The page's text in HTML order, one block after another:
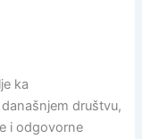
ka
društvu,
i odgovorne